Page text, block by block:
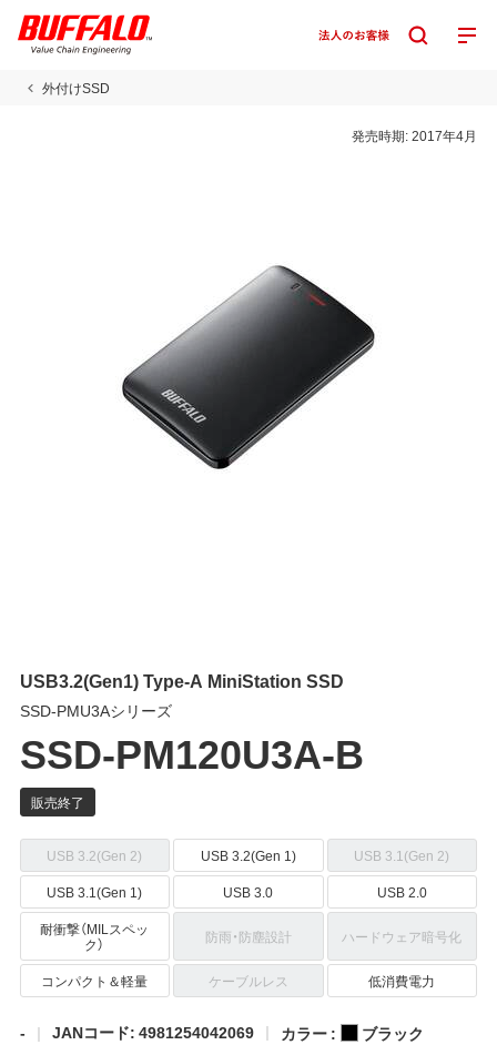
外付けSSD
発売時期:2017年4月
USB3.2(Gen1) Type-A MiniStation SSD
SSD-PMU3Aシリーズ
SSD-PM120U3A-B
USB 3.2(Gen 2) USB 3.2(Gen 1)
USB 3.1(Gen 2)
USB 3.1(Gen 1)
USB 3.0
USB 2.0
耐衝撃（MILスペッ
ク） 防雨・防塵設計 ハードウェア暗号化
コンパクト＆軽量 ケーブルレス 低消費電力
- JANコード: 4981254042069 カラー : ブラック